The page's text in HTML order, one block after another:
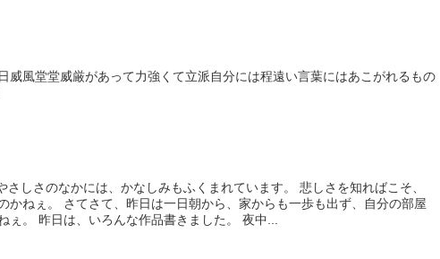
風堂堂威厳があって力強くて立派自分には程遠い言葉にはあこがれるもの
さしさのなかには、かなしみもふくまれています。 悲しさを知ればこそ、
かねぇ。 さてさて、昨日は一日朝から、家からも一歩も出ず、自分の部屋
ぇ。 昨日は、いろんな作品書きました。 夜中...